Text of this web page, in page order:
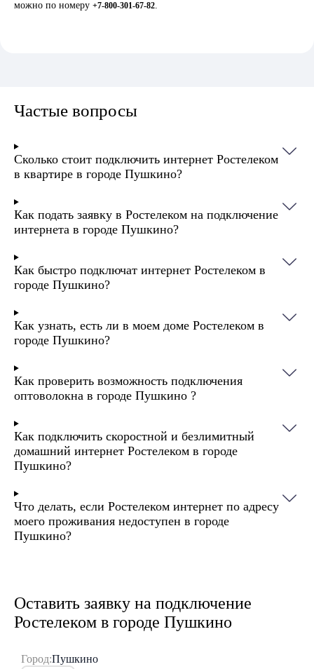
можно по номеру +7-800-301-67-82.
Частые вопросы
Сколько стоит подключить интернет Ростелеком
в квартире в городе Пушкино?
Как подать заявку в Ростелеком на подключение
интернета в городе Пушкино?
Как быстро подключат интернет Ростелеком в
городе Пушкино?
Как узнать, есть ли в моем доме Ростелеком в
городе Пушкино?
Как проверить возможность подключения
оптоволокна в городе Пушкино ?
Как подключить скоростной и безлимитный
домашний интернет Ростелеком в городе
Пушкино?
Что делать, если Ростелеком интернет по адресу
моего проживания недоступен в городе
Пушкино?
Оставить заявку на подключение
Ростелеком в городе Пушкино
Город:Пушкино